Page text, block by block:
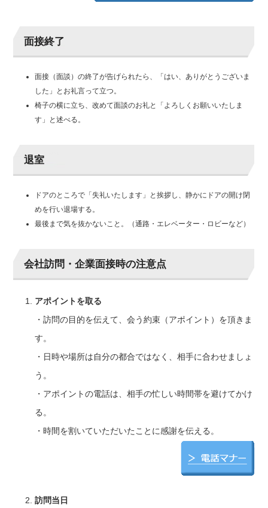
面接終了
面接（面談）の終了が告げられたら、「はい、ありがとうございま
した」とお礼言って立つ。
椅子の横に立ち、改めて面談のお礼と「よろしくお願いいたしま
す」と述べる。
退室
ドアのところで「失礼いたします」と挨拶し、静かにドアの開け閉
めを行い退場する。
最後まで気を抜かないこと。（通路・エレベーター・ロビーなど）
会社訪問・企業面接時の注意点
アポイントを取る
・訪問の目的を伝えて、会う約束（アポイント）を頂きま
す。
・日時や場所は自分の都合ではなく、相手に合わせましょ
う。
・アポイントの電話は、相手の忙しい時間帯を避けてかけ
る。
・時間を割いていただいたことに感謝を伝える。
訪問当日